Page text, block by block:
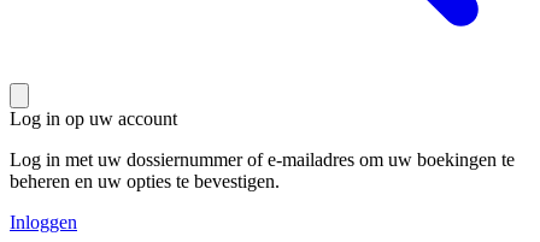
Log in op uw account
Log in met uw dossiernummer of e-mailadres om uw boekingen te
beheren en uw opties te bevestigen.
Inloggen